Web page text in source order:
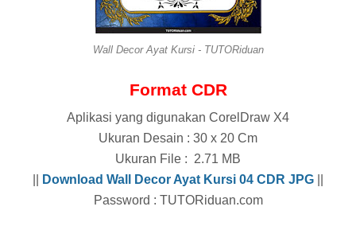
Wall Decor Ayat Kursi - TUTORiduan
Format CDR
Aplikasi yang digunakan CorelDraw X4
Ukuran Desain : 30 x 20 Cm
Ukuran File : 2.71 MB
Download Wall Decor Ayat Kursi 04 CDR JPG
Password : TUTORiduan.com